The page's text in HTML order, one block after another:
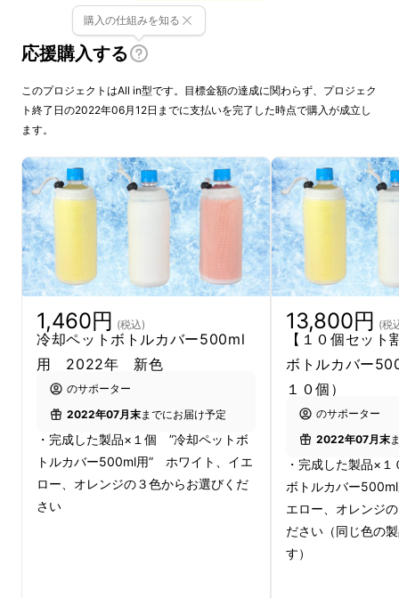
色の選定理由は、暑い夏、屋外で持っていても
暑苦しく感じにくい色です。イエロー、オレン
ジは暖色ですが、薄めの色を選びました。ま
た、昨年アイボリーがありましたが、さらに
清々しく今回はホワイトを選びました。このよ
うな理由から、ホワイト、イエロー、オレンジ
に決定いたしました。
応援購入する
購入の仕組みを知る
このプロジェクトはAll in型です。目標金額の達成に関わらず、プロジェク
ト終了日の2022年06月12日までに支払いを完了した時点で購入が成立し
ます。
1,460円 (税込)
冷却ペットボトルカバー500ml
用 2022年 新色
のサポーター
2022年07月末までにお届け予定
・完成した製品×１個 ”冷却ペットボ
トルカバー500ml用” ホワイト、イエ
ロー、オレンジの３色からお選びくだ
さい
13,800円 (税
【１０個セッ
ボトルカバー
１０個）
のサポーター
2022年07月末
・完成した製品×
ボトルカバー
エロー、オレンジ
ださい（同じ色の
す）